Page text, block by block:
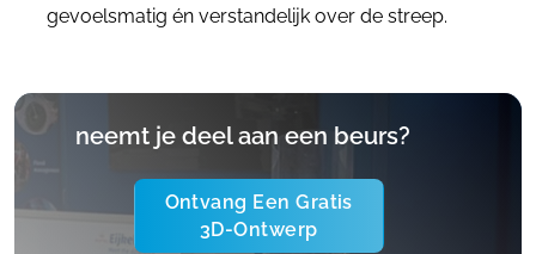
gevoelsmatig én verstandelijk over de streep.
neemt je deel aan een beurs?
Ontvang Een Gratis
3D-Ontwerp